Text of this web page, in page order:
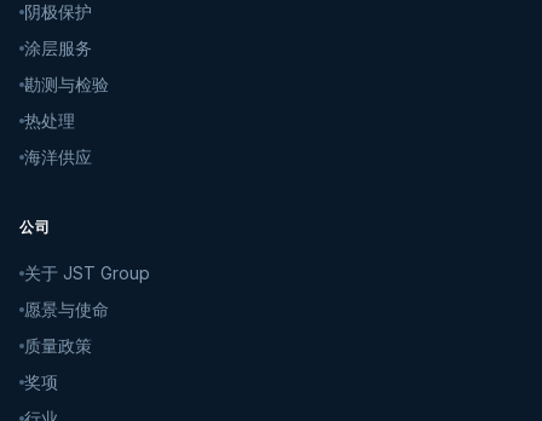
阴极保护
涂层服务
勘测与检验
热处理
海洋供应
公司
关于 JST Group
愿景与使命
质量政策
奖项